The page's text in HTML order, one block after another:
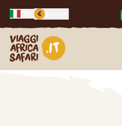
€
Viaggi Africa Safari